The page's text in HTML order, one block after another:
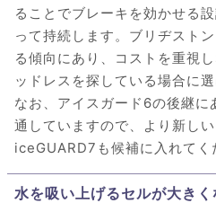
ることでブレーキを効かせる
って持続します。ブリヂスト
る傾向にあり、コストを重視
ッドレスを探している場合に
なお、アイスガード6の後継
通していますので、より新し
iceGUARD7も候補に入れてく
水を吸い上げるセルが大き